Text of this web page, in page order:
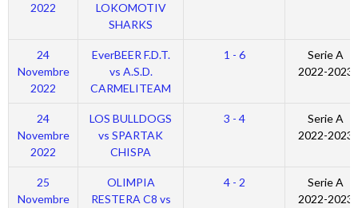
2022
LOKOMOTIV
SHARKS
24
Novembre
2022
EverBEER F.D.T.
vs A.S.D.
CARMELITEAM
1 - 6
Serie A
2022-2023
24
Novembre
2022
LOS BULLDOGS
vs SPARTAK
CHISPA
3 - 4
Serie A
2022-2023
25
Novembre
OLIMPIA
RESTERA C8 vs
4 - 2
Serie A
2022-2023